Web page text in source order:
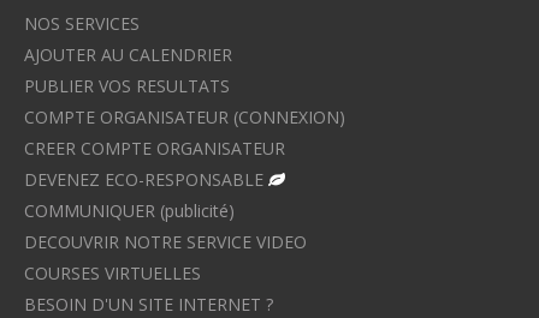
NOS SERVICES
AJOUTER AU CALENDRIER
PUBLIER VOS RESULTATS
COMPTE ORGANISATEUR (CONNEXION)
CREER COMPTE ORGANISATEUR
DEVENEZ ECO-RESPONSABLE
COMMUNIQUER (publicité)
DECOUVRIR NOTRE SERVICE VIDEO
COURSES VIRTUELLES
BESOIN D'UN SITE INTERNET ?